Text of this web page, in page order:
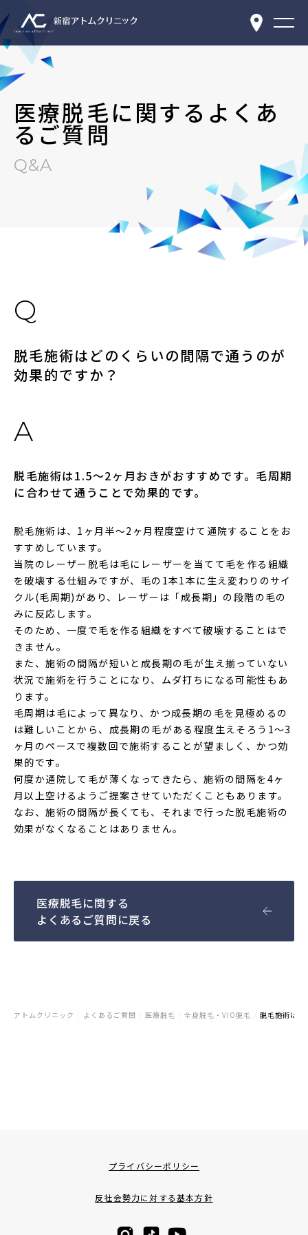
医療脱毛に関するよくあ
るご質問
Q&A
脱毛施術はどのくらいの間隔で通うのが
効果的ですか？
脱毛施術は1.5～2ヶ月おきがおすすめです。毛周期
に合わせて通うことで効果的です。
脱毛施術は、1ヶ月半〜2ヶ月程度空けて通院することをお
すすめしています。
当院のレーザー脱毛は毛にレーザーを当てて毛を作る組織
を破壊する仕組みですが、毛の1本1本に生え変わりのサイ
クル(毛周期)があり、レーザーは「成長期」の段階の毛の
みに反応します。
そのため、一度で毛を作る組織をすべて破壊することはで
きません。
また、施術の間隔が短いと成長期の毛が生え揃っていない
状況で施術を行うことになり、ムダ打ちになる可能性もあ
ります。
毛周期は毛によって異なり、かつ成長期の毛を見極めるの
は難しいことから、成長期の毛がある程度生えそろう1〜3
ヶ月のペースで複数回で施術することが望ましく、かつ効
果的です。
何度か通院して毛が薄くなってきたら、施術の間隔を4ヶ
月以上空けるようご提案させていただくこともあります。
なお、施術の間隔が長くても、それまで行った脱毛施術の
効果がなくなることはありません。
医療脱毛に関する
よくあるご質問に戻る
アトムクリニック よくあるご質問 医療脱毛 全身脱毛・VIO脱毛 脱毛施術はど
プライバシーポリシー
反社会勢力に対する基本方針